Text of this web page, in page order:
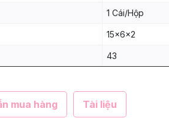
1 Cái/Hộp
15x6x2
43
mua hàng Tài liệu